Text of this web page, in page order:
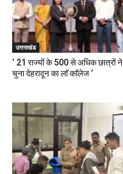
उत्तराखंड
‘ 21 राज्यों के 500 से अधिक छात्रों ने
चुना देहरादून का लाॅ काॅलेज ‘